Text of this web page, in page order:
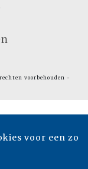
voorbehouden -
voor een zo